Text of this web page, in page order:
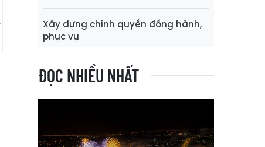
Xây dựng chính quyền đồng hành,
phục vụ
ĐỌC NHIỀU NHẤT